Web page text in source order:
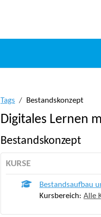
Tags
Bestandskonzept
Digitales Lernen
Bestandskonzept
KURSE
Bestandsaufbau
Kursbereich:Alle